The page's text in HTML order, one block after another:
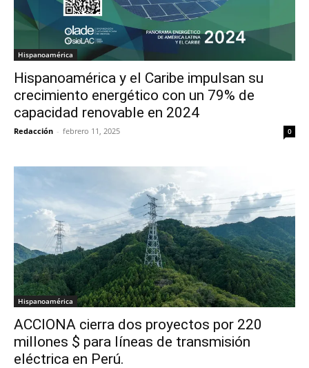
Hispanoamérica
Hispanoamérica y el Caribe impulsan su
crecimiento energético con un 79% de
capacidad renovable en 2024
Redacción - febrero 11, 2025 0
Hispanoamérica
ACCIONA cierra dos proyectos por 220
millones $ para líneas de transmisión
eléctrica en Perú.